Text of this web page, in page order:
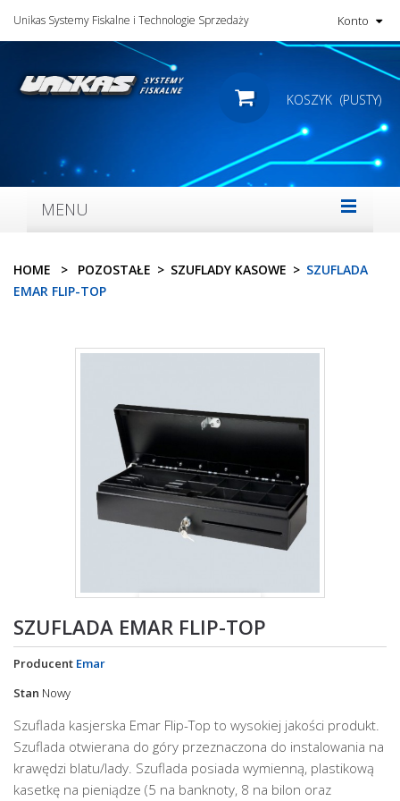
Konto
Unikas Systemy Fiskalne i Technologie Sprzedaży
KOSZYK (PUSTY)
MENU
HOME > POZOSTAŁE > SZUFLADY KASOWE > SZUFLADA
EMAR FLIP-TOP
SZUFLADA EMAR FLIP-TOP
Producent Emar
Stan Nowy
Szuflada kasjerska Emar Flip-Top to wysokiej jakości produkt.
Szuflada otwierana do góry przeznaczona do instalowania na
krawędzi blatu/lady. Szuflada posiada wymienną, plastikową
kasetkę na pieniądze (5 na banknoty, 8 na bilon oraz